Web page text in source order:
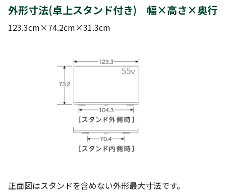
外形寸法(卓上スタンド付き) 幅×高さ×奥行
123.3cm×74.2cm×31.3cm
正面図はスタンドを含めない外形最大寸法です。